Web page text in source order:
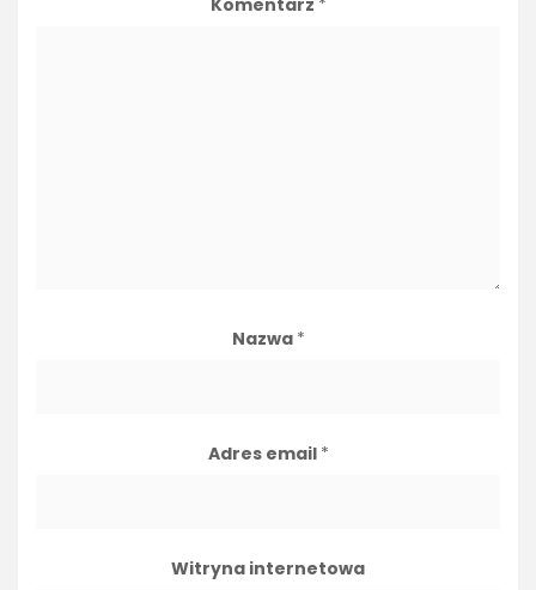
Nazwa *
Adres email *
Witryna internetowa